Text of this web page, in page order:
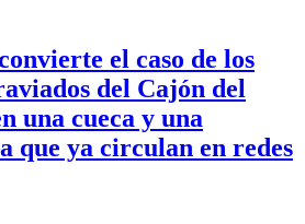
el caso de los
del Cajón del
una cueca y una
que ya circulan en redes